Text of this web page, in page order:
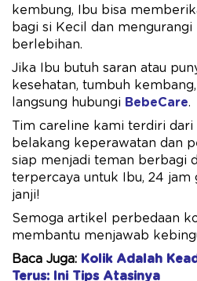
kembung, Ibu bisa
bagi si Kecil dan
berlebihan.
Jika Ibu butuh saran atau
kesehatan, tumbuh
langsung hubungi BebeCare.
Tim careline kami terdiri
belakang keperawatan dan
siap menjadi teman berbagi
terpercaya untuk Ibu, 24 jam
janji!
Semoga artikel perbedaan
membantu menjawab
Baca Juga: Kolik Adalah
Terus: Ini Tips Atasinya